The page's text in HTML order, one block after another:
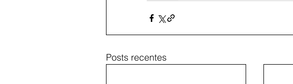
Posts recentes